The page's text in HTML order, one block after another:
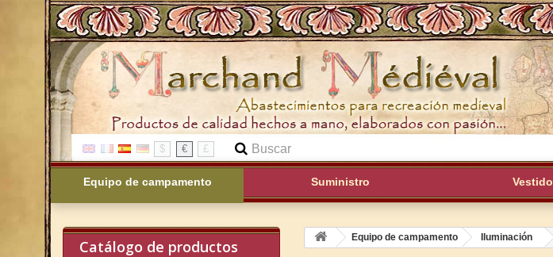
$ € £
Equipo de campamento Suministro Vestido
Catálogo de productos Equipo de campamento Iluminación